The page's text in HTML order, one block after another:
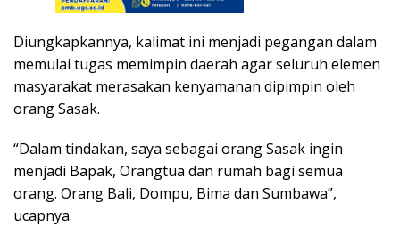
Diungkapkannya, kalimat ini menjadi pegangan dalam
memulai tugas memimpin daerah agar seluruh elemen
masyarakat merasakan kenyamanan dipimpin oleh
orang Sasak.
“Dalam tindakan, saya sebagai orang Sasak ingin
menjadi Bapak, Orangtua dan rumah bagi semua
orang. Orang Bali, Dompu, Bima dan Sumbawa”,
ucapnya.